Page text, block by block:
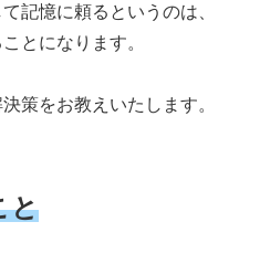
記憶に頼るというのは、
とになります。
策をお教えいたします。
と